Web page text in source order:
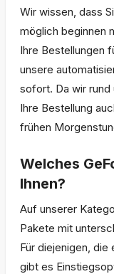
Wir wissen, dass
möglich beginnen
Ihre Bestellungen
unsere
sofort. Da wir rund
Ihre Bestellung
frühen
Welches
Ihnen?
Auf unserer
Pakete mit
Für diejenigen,
gibt es